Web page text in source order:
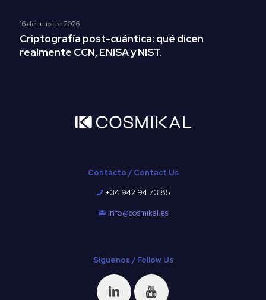
16 de julio de 2026
Criptografía post-cuántica: qué dicen
realmente CCN, ENISA y NIST.
Contacto / Contact Us
+34 942 94 73 85
info@cosmikal.es
Síguenos / Follow Us